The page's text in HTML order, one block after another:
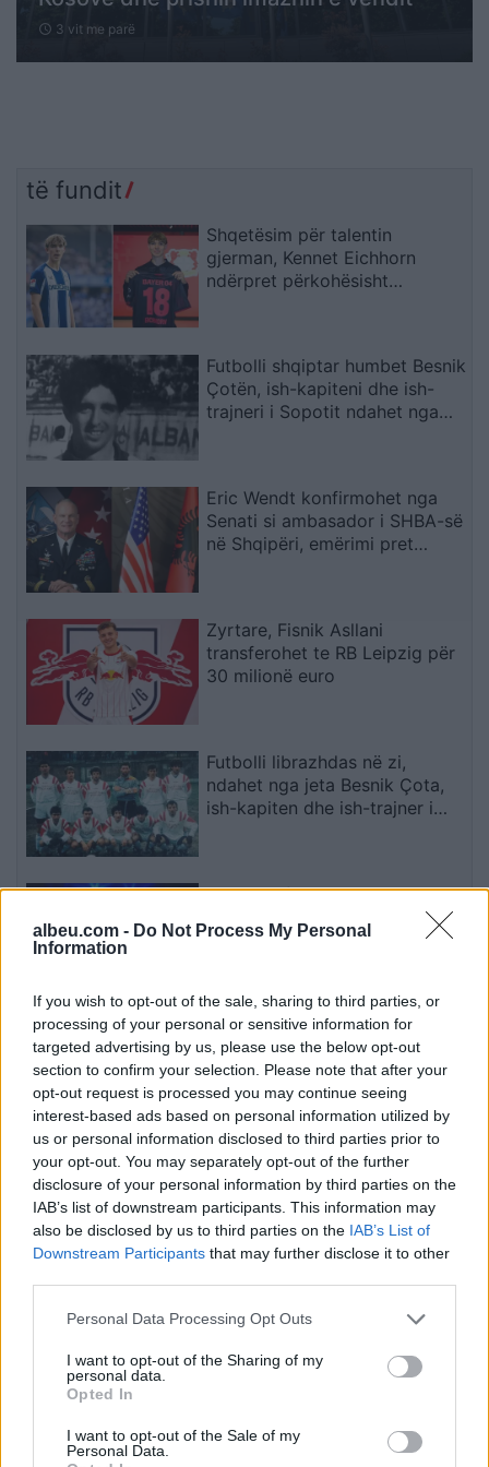
albeu.com - Do Not Process My Personal
Information
If you wish to opt-out of the sale, sharing to third parties, or
processing of your personal or sensitive information for
targeted advertising by us, please use the below opt-out
section to confirm your selection. Please note that after your
opt-out request is processed you may continue seeing
interest-based ads based on personal information utilized by
us or personal information disclosed to third parties prior to
your opt-out. You may separately opt-out of the further
disclosure of your personal information by third parties on the
IAB’s list of downstream participants. This information may
also be disclosed by us to third parties on the IAB’s List of
Downstream Participants that may further disclose it to other
Personal Data Processing Opt Outs
I want to opt-out of the Sharing of my
personal data.
Opted In
I want to opt-out of the Sale of my
Personal Data.
schedule 3 vit me parë
të fundit
Shqetësim për talentin
gjerman, Kennet Eichhorn
ndërpret përkohësisht
Futbolli shqiptar humbet Besnik
Çotën, ish-kapiteni dhe ish-
trajneri i Sopotit ndahet nga
Eric Wendt konfirmohet nga
Senati si ambasador i SHBA-së
në Shqipëri, emërimi pret
Zyrtare, Fisnik Asllani
transferohet te RB Leipzig për
30 milionë euro
Futbolli librazhdas në zi,
ndahet nga jeta Besnik Çota,
ish-kapiten dhe ish-trajner i
Aksident fatal në Durrës,
këmbësorin; drejtuesi
VIDEO/ Ndërhyrja “horror” e
Enea Mihajt në MLS, mbrojtësi
ndëshkohet me të kuq dhe
gjobë